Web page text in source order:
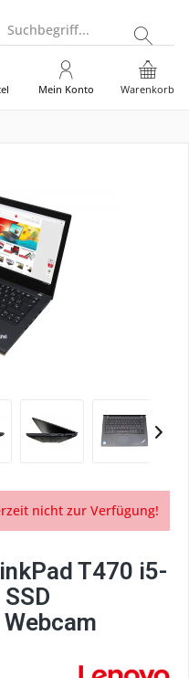
Suchbegriff...
Warenkorb
Mein Konto
nicht zur Verfügung!
T470 i5-